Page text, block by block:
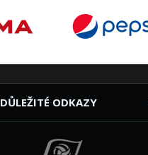
DŮLEŽITÉ ODKAZY